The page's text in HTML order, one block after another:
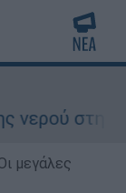
στη
μεγάλες